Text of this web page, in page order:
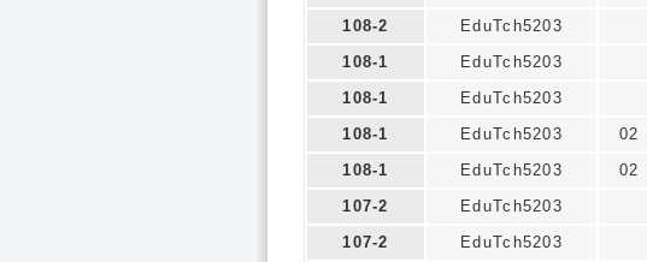
108-2
EduTch5203
108-1
EduTch5203
108-1
EduTch5203
108-1
EduTch5203 02
108-1
EduTch5203 02
107-2
EduTch5203
107-2
EduTch5203